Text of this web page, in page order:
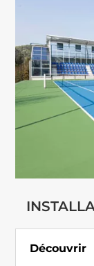
Découvrir